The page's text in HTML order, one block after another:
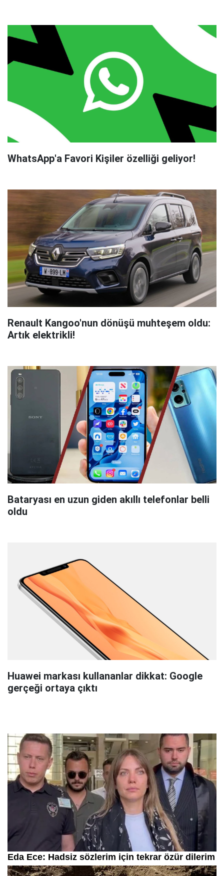
WhatsApp'a Favori Kişiler özelliği geliyor!
Renault Kangoo'nun dönüşü muhteşem oldu:
Artık elektrikli!
Bataryası en uzun giden akıllı telefonlar belli
oldu
Huawei markası kullananlar dikkat: Google
gerçeği ortaya çıktı